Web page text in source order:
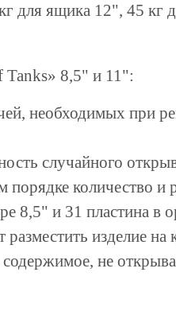
для ящика 12", 45 кг
Tanks» 8,5" и 11":
необходимых при
случайного
количество и
8,5" и 31 пластина в
разместить изделие на
не